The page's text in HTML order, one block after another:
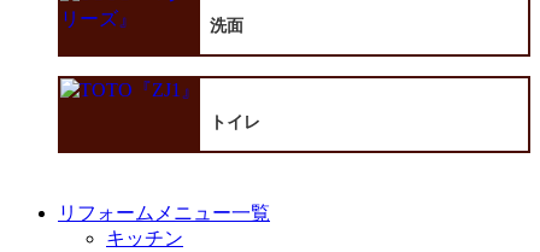
洗面
トイレ
リフォームメニュー一覧
キッチン